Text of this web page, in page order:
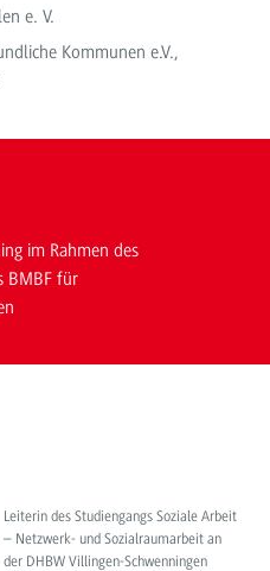
e. V.
Kommunen e.V.,
im Rahmen des
BMBF für
Leiterin des Studiengangs Soziale Arbeit
– Netzwerk- und Sozialraumarbeit an
der DHBW Villingen-Schwenningen